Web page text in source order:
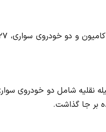
نقلیه شامل دو خودروی